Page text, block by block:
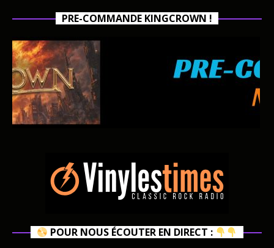
PRE-COMMANDE KINGCROWN !
POUR NOUS ÉCOUTER EN DIRECT :